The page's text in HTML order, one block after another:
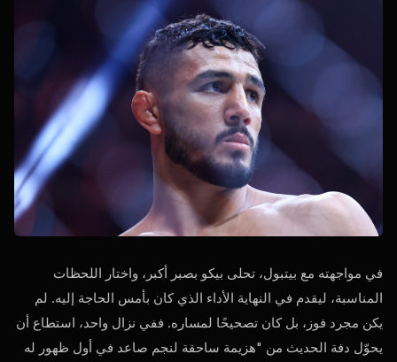
في مواجهته مع بيتبول، تحلى بيكو بصبر أكبر، واختار اللحظات
المناسبة، ليقدم في النهاية الأداء الذي كان بأمس الحاجة إليه. لم
يكن مجرد فوز، بل كان تصحيحًا لمساره. ففي نزال واحد، استطاع أن
يحوّل دفة الحديث من "هزيمة ساحقة لنجم صاعد في أول ظهور له